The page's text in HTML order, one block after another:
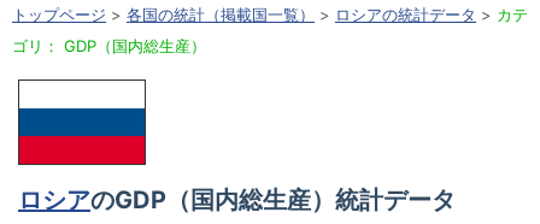
トップページ > 各国の統計（掲載国一覧） > ロシアの統計データ > カテ
ゴリ： GDP（国内総生産）
ロシアのGDP（国内総生産）統計データ